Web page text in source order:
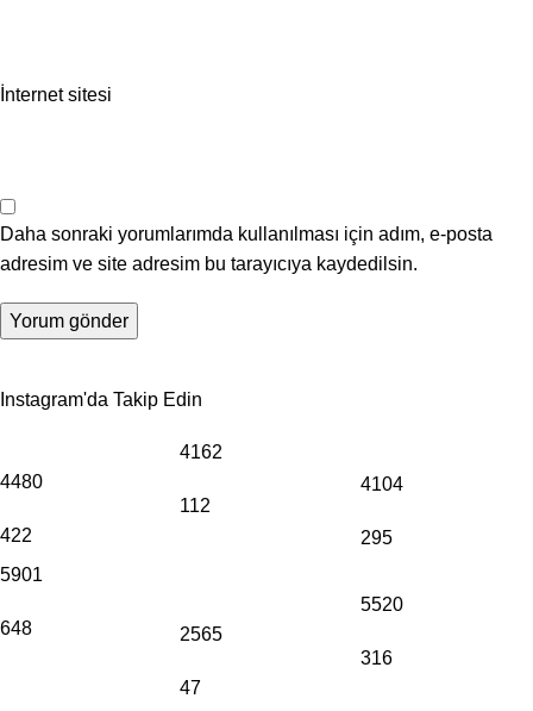
İnternet sitesi
Daha sonraki yorumlarımda kullanılması için adım, e-posta
adresim ve site adresim bu tarayıcıya kaydedilsin.
Instagram'da Takip Edin
4480
422
4162
112
4104
295
5901
648 2565
47
5520
316